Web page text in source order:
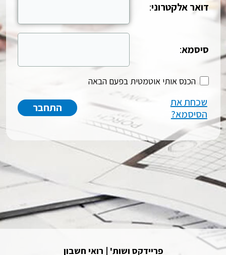
דואר אלקטרוני:
סיסמא:
הכנס אותי אוטמטית בפעם הבאה
שכחת את
הסיסמא?
פריידקס ושות' | רואי חשבון